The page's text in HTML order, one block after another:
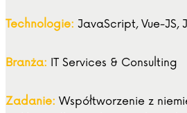
Technologie: JavaScript, Vue-JS,
Branża: IT Services & Consulting
Zadanie: Współtworzenie z